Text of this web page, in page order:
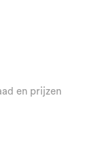
en prijzen